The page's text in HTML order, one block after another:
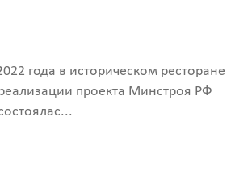
года в историческом ресторане
проекта Минстроя РФ